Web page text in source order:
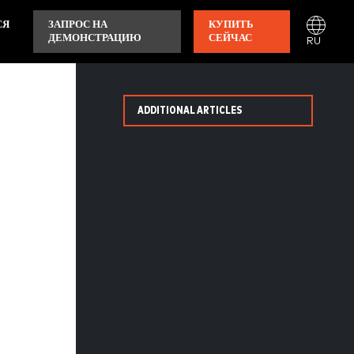
ЗАПРОС НА
ДЕМОНСТРАЦИЮ
КУПИТЬ
СЕЙЧАС
RU
ADDITIONAL ARTICLES